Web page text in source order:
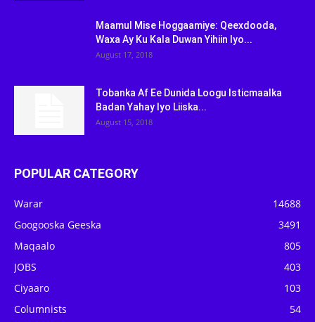
Maamul Mise Hoggaamiye: Qeexdooda,
Waxa Ay Ku Kala Duwan Yihiin Iyo...
August 17, 2018
Tobanka Af Ee Dunida Loogu Isticmaalka
Badan Yahay Iyo Liiska...
August 15, 2018
POPULAR CATEGORY
Warar
14688
Googooska Geeska
3491
Maqaalo
805
JOBS
403
Ciyaaro
103
Columnists
54